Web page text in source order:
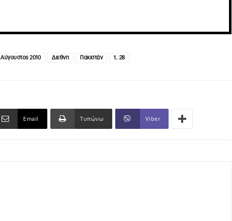
Αύγουστος 2010 Διεθνη Πακιστάν τ. 28
Email Τυπώνω Viber